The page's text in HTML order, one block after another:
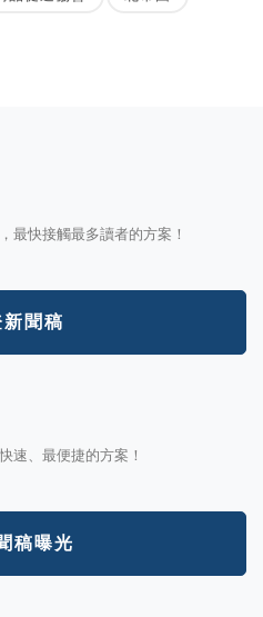
最快接觸最多讀者的方案！
聞稿
速、最便捷的方案！
稿曝光